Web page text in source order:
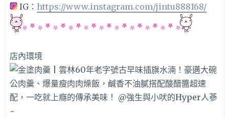
IG： https://www.instagram.com/jintu888168/
店內環境